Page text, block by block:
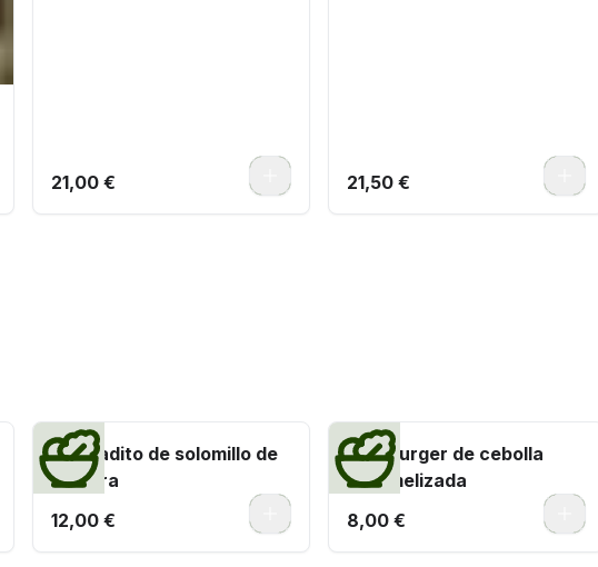
21,00 € 21,50 €
Montadito de solomillo de
ternera
12,00 €
Mini burger de cebolla
caramelizada
8,00 €